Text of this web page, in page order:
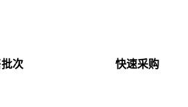
次 快速采购